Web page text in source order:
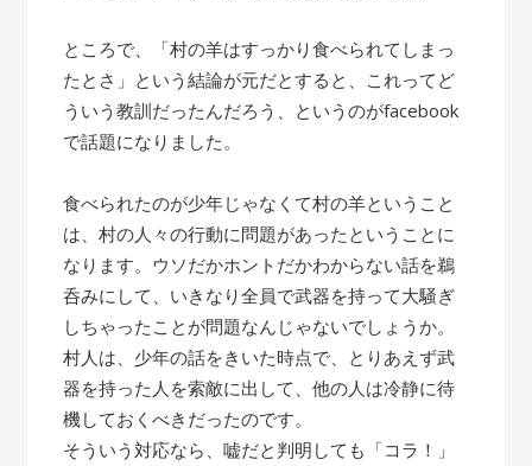
ところで、「村の羊はすっかり食べられてしまっ
たとさ」という結論が元だとすると、これってど
ういう教訓だったんだろう、というのがfacebook
で話題になりました。
食べられたのが少年じゃなくて村の羊ということ
は、村の人々の行動に問題があったということに
なります。ウソだかホントだかわからない話を鵜
呑みにして、いきなり全員で武器を持って大騒ぎ
しちゃったことが問題なんじゃないでしょうか。
村人は、少年の話をきいた時点で、とりあえず武
器を持った人を索敵に出して、他の人は冷静に待
機しておくべきだったのです。
そういう対応なら、嘘だと判明しても「コラ！」